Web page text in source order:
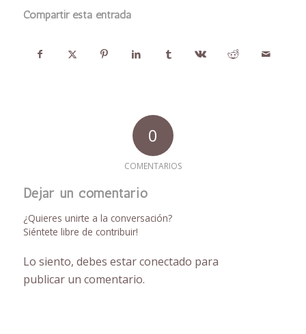
Compartir esta entrada
0
COMENTARIOS
Dejar un comentario
¿Quieres unirte a la conversación?
Siéntete libre de contribuir!
Lo siento, debes estarconectado para
publicar un comentario.